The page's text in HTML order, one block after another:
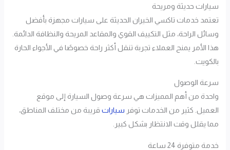
سيارات حديثة ومريحة
تعتمد خدمات تاكسي الخيران الحديثة على سيارات مجهزة بأفضل
وسائل الراحة، مثل التكييف القوي والمقاعد المريحة والنظافة الدائمة.
هذا الأمر يمنح العملاء تجربة تنقل أكثر راحة خصوصًا في الأجواء الحارة
بالكويت.
سرعة الوصول
واحدة من أهم المميزات هي سرعة وصول السيارة إلى موقع
العميل. كثير من الخدمات توفر سيارات قريبة من مختلف المناطق،
مما يقلل وقت الانتظار بشكل كبير.
خدمة متوفرة 24 ساعة